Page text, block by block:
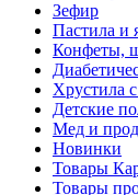
Зефир
Пастила и
Конфеты,
Хрустила
Детские
Мед и
Новинки
Товары
Товары